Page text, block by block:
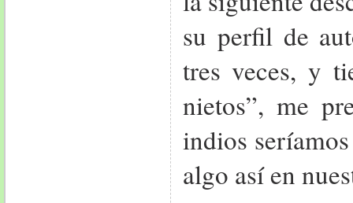
su perfil de
tres veces, y
nietos”, me
indios
algo así en